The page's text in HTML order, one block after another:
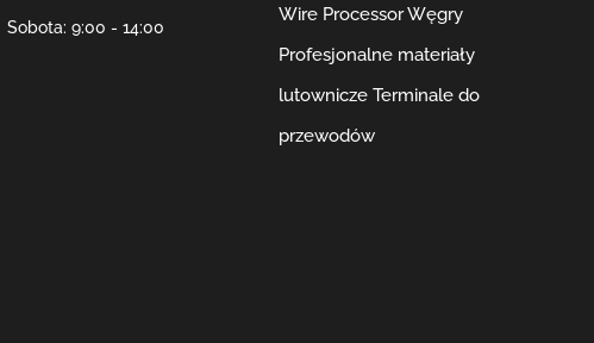
Sobota: 9:00 - 14:00
Wire Processor Węgry
Profesjonalne materiały
lutownicze Terminale do
przewodów